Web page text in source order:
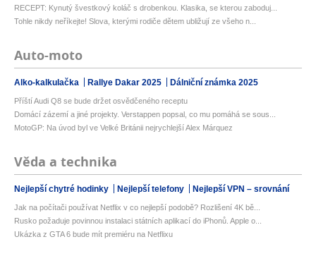
RECEPT: Kynutý švestkový koláč s drobenkou. Klasika, se kterou zaboduj...
Tohle nikdy neříkejte! Slova, kterými rodiče dětem ubližují ze všeho n...
Auto-moto
Alko-kalkulačka Rallye Dakar 2025 Dálniční známka 2025
Příští Audi Q8 se bude držet osvědčeného receptu
Domácí zázemí a jiné projekty. Verstappen popsal, co mu pomáhá se sous...
MotoGP: Na úvod byl ve Velké Británii nejrychlejší Alex Márquez
Věda a technika
Nejlepší chytré hodinky Nejlepší telefony Nejlepší VPN – srovnání
Jak na počítači používat Netflix v co nejlepší podobě? Rozlišení 4K bě...
Rusko požaduje povinnou instalaci státních aplikací do iPhonů. Apple o...
Ukázka z GTA 6 bude mít premiéru na Netflixu